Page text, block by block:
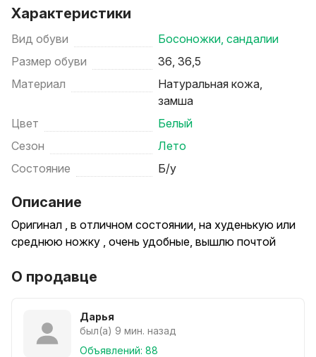
Характеристики
Вид обуви
Босоножки, сандалии
Размер обуви
36, 36,5
Материал
Натуральная кожа,
замша
Цвет
Белый
Сезон
Лето
Состояние
Б/у
Описание
Оригинал , в отличном состоянии, на худенькую или
среднюю ножку , очень удобные, вышлю почтой
О продавце
Дарья
был(а) 9 мин. назад
Объявлений: 88